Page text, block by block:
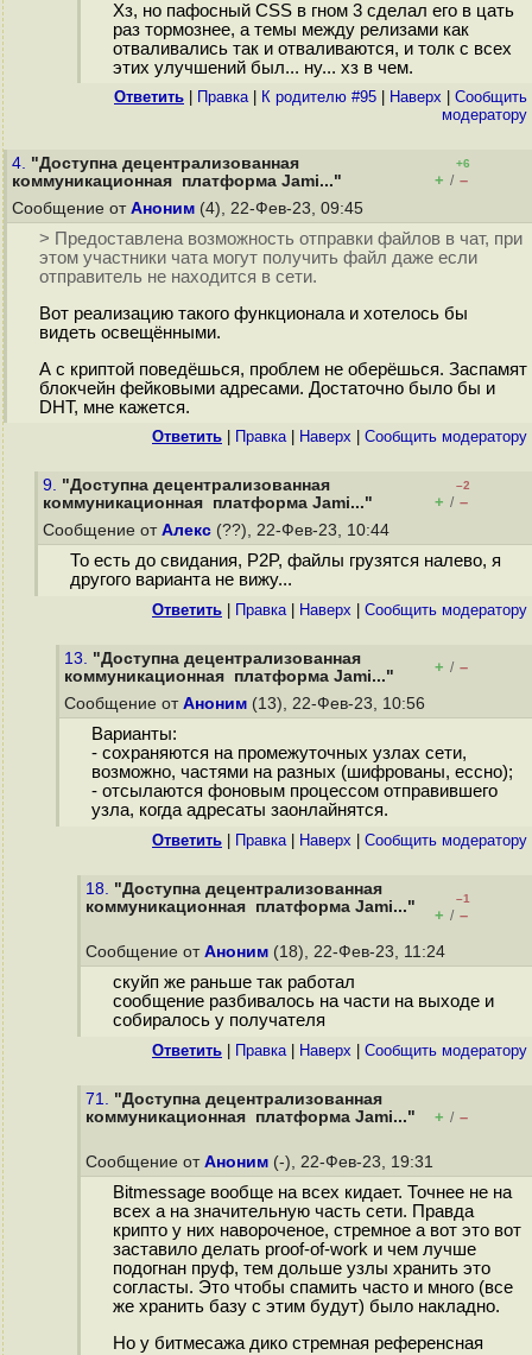
Хз, но пафосный CSS в гном 3 сделал его в цать
раз тормознее, а темы между релизами как
отваливались так и отваливаются, и толк с всех
этих улучшений был... ну... хз в чем.
Ответить Правка| К родителю #95 Наверх
Cообщить
модератору
4. "Доступна децентрализованная
коммуникационная платформа Jami..."
+6
+ / –
Сообщение от Аноним (4), 22-Фев-23, 09:45
> Предоставлена возможность отправки файлов в чат, при
этом участники чата могут получить файл даже если
отправитель не находится в сети.
Вот реализацию такого функционала и хотелось бы
видеть освещёнными.
А с криптой поведёшься, проблем не оберёшься. Заспамят
блокчейн фейковыми адресами. Достаточно было бы и
DHT, мне кажется.
Ответить Правка| Наверх Cообщить модератору
9. "Доступна децентрализованная
коммуникационная платформа Jami..."
–2
+ / –
Сообщение от Алекс (??), 22-Фев-23, 10:44
То есть до свидания, P2P, файлы грузятся налево, я
другого варианта не вижу...
Ответить Правка| Наверх Cообщить модератору
13. "Доступна децентрализованная
коммуникационная платформа Jami..."
+ / –
Сообщение от Аноним (13), 22-Фев-23, 10:56
Варианты:
- сохраняются на промежуточных узлах сети,
возможно, частями на разных (шифрованы, ессно);
- отсылаются фоновым процессом отправившего
узла, когда адресаты заонлайнятся.
Ответить Правка| Наверх Cообщить модератору
18. "Доступна децентрализованная
коммуникационная платформа Jami..."
–1
+ / –
Сообщение от Аноним (18), 22-Фев-23, 11:24
скуйп же раньше так работал
сообщение разбивалось на части на выходе и
собиралось у получателя
Ответить Правка| Наверх Cообщить модератору
71. "Доступна децентрализованная
коммуникационная платформа Jami..."
+ / –
Сообщение от Аноним (-), 22-Фев-23, 19:31
Bitmessage вообще на всех кидает. Точнее не на
всех а на значительную часть сети. Правда
крипто у них навороченое, стремное а вот это вот
заставило делать proof-of-work и чем лучше
подогнан пруф, тем дольше узлы хранить это
согласты. Это чтобы спамить часто и много (все
же хранить базу с этим будут) было накладно.
Но у битмесажа дико стремная референсная